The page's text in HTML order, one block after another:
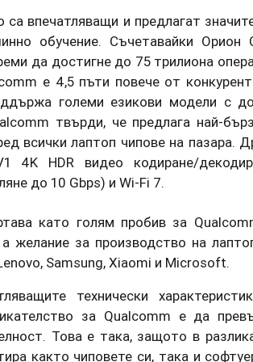
впечатляващи и предлагат
обучение. Съчетавайки Орион
да достигне до 75 трилиона
е 4,5 пъти повече от
големи езикови модели с
твърди, че предлага най-
всички лаптоп чипове на пазара.
4K HDR видео кодиране/
до 10 Gbps) и Wi-Fi 7.
като голям пробив за
желание за производство на
Samsung, Xiaomi и Microsoft.
технически
за Qualcomm е да
Това е така, защото в
както чиповете си, така и